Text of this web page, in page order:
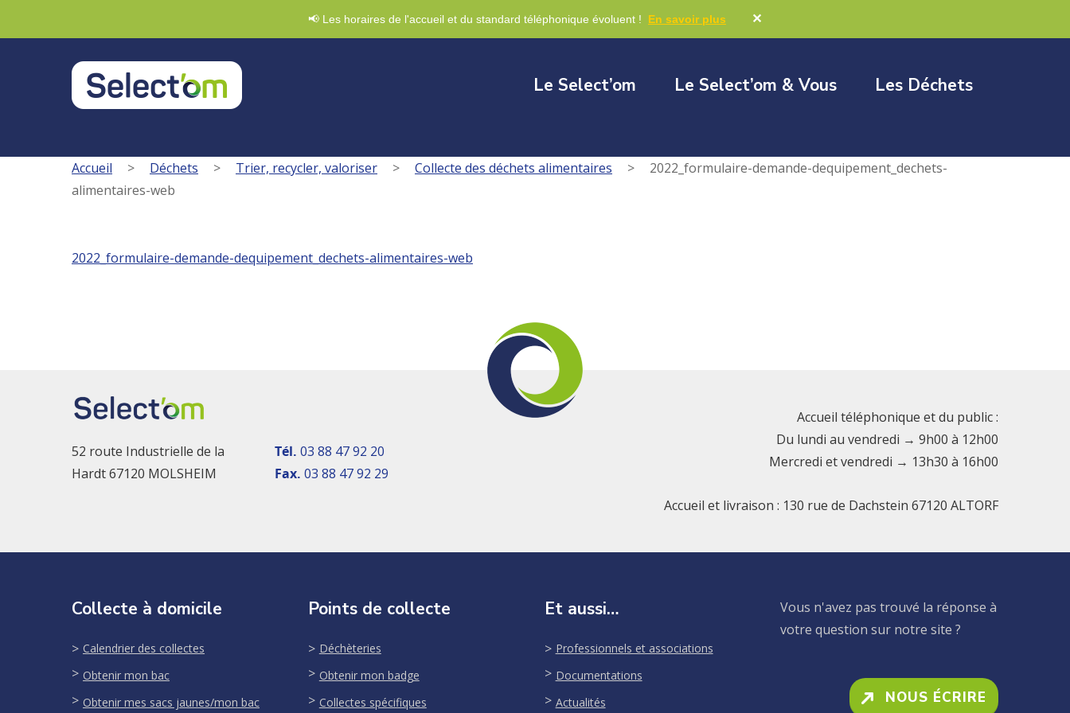
📢 Les horaires de l'accueil et du standard téléphonique évoluent ! En savoir plus ✕
Nous écrire
Le Select’om Le Select’om & Vous Les Déchets
Accueil > Déchets > Trier, recycler, valoriser > Collecte des déchets alimentaires >
2022_formulaire-demande-dequipement_dechets-
alimentaires-web
2022_formulaire-demande-dequipement_dechets-alimentaires-web
52 route Industrielle de la
Hardt 67120 MOLSHEIM
Tél. 03 88 47 92 20
Fax. 03 88 47 92 29
Accueil téléphonique et du public :
Du lundi au vendredi → 9h00 à 12h00
Mercredi et vendredi → 13h30 à 16h00
Accueil et livraison : 130 rue de Dachstein 67120 ALTORF
Collecte à domicile
Calendrier des collectes
Obtenir mon bac
Obtenir mes sacs jaunes/mon bac
Points de collecte
Déchèteries
Obtenir mon badge
Collectes spécifiques
Et aussi…
Professionnels et associations
Documentations
Actualités
Vous n'avez pas trouvé la réponse à
votre question sur notre site ?
NOUS ÉCRIRE